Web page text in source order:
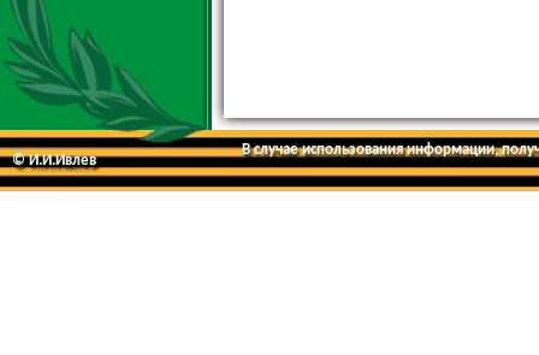
© И.И.Ивлев
В случае использования информации,